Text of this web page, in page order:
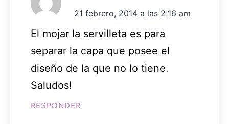
21 febrero, 2014 a las 2:16 am
El mojar la servilleta es para
separar la capa que posee el
diseño de la que no lo tiene.
Saludos!
RESPONDER